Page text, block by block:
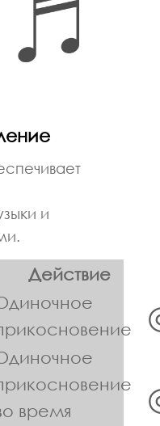
и
Действие
время